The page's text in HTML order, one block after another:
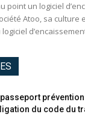
point un logiciel
Atoo, sa culture
passeport
du code du